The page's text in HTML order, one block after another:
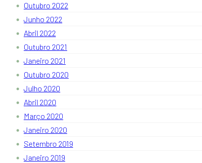
Outubro 2022
Junho 2022
Abril 2022
Outubro 2021
Janeiro 2021
Outubro 2020
Julho 2020
Abril 2020
Março 2020
Janeiro 2020
Setembro 2019
Janeiro 2019